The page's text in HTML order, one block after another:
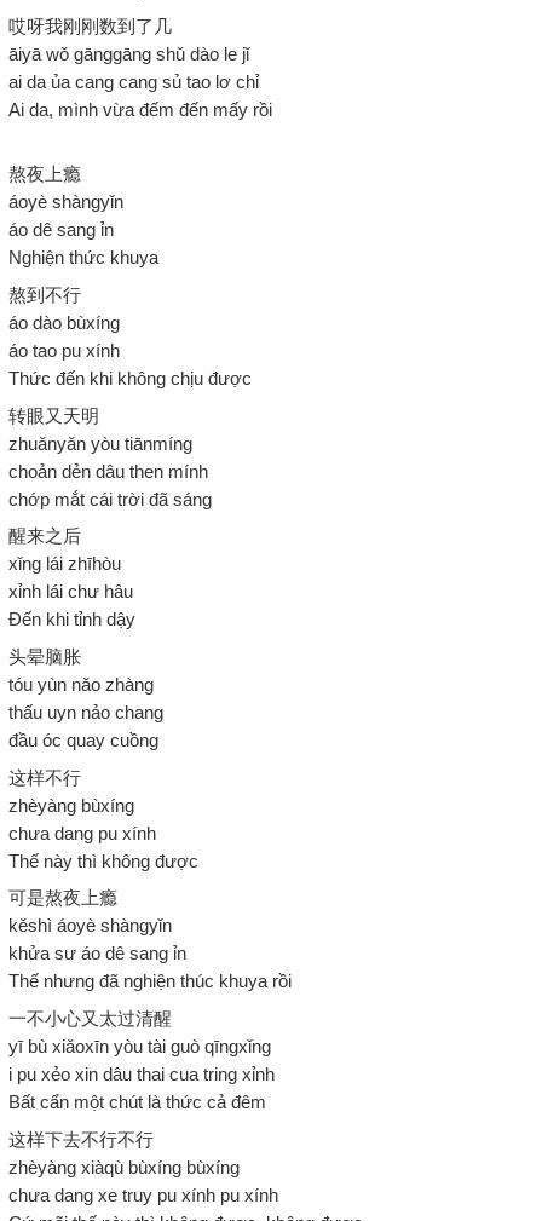
哎呀我刚刚数到了几
āiyā wǒ gānggāng shǔ dào le jǐ
ai da ủa cang cang sủ tao lơ chỉ
Ai da, mình vừa đếm đến mấy rồi
熬夜上瘾
áoyè shàngyǐn
áo dê sang ỉn
Nghiện thức khuya
熬到不行
áo dào bùxíng
áo tao pu xính
Thức đến khi không chịu được
转眼又天明
zhuǎnyǎn yòu tiānmíng
choản dẻn dâu then mính
chớp mắt cái trời đã sáng
醒来之后
xǐng lái zhīhòu
xỉnh lái chư hâu
Đến khi tỉnh dậy
头晕脑胀
tóu yùn nǎo zhàng
thấu uyn nảo chang
đầu óc quay cuồng
这样不行
zhèyàng bùxíng
chưa dang pu xính
Thế này thì không được
可是熬夜上瘾
kěshì áoyè shàngyǐn
khửa sư áo dê sang ỉn
Thế nhưng đã nghiện thúc khuya rồi
一不小心又太过清醒
yī bù xiǎoxīn yòu tài guò qīngxǐng
i pu xẻo xin dâu thai cua tring xỉnh
Bất cẩn một chút là thức cả đêm
这样下去不行不行
zhèyàng xiàqù bùxíng bùxíng
chưa dang xe truy pu xính pu xính